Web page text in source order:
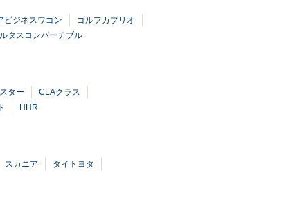
ビジネスワゴン
ゴルフカブリオ
タスコンバーチブル
ター
CLAクラス
HHR
スカニア
タイトヨタ